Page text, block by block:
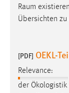
Raum
Übersichten
[PDF] OEKL-
Relevance:
der Ökologistik